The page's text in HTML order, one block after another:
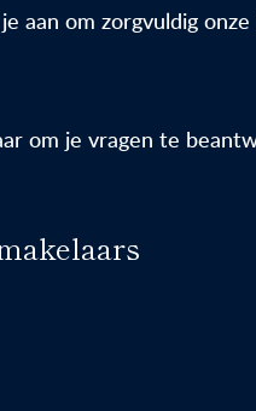
aan om zorgvuldig
om je vragen te